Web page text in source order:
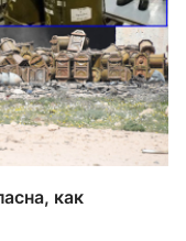
как